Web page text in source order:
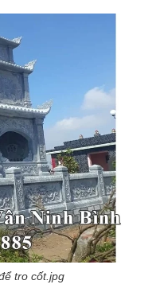
tro cốt.jpg